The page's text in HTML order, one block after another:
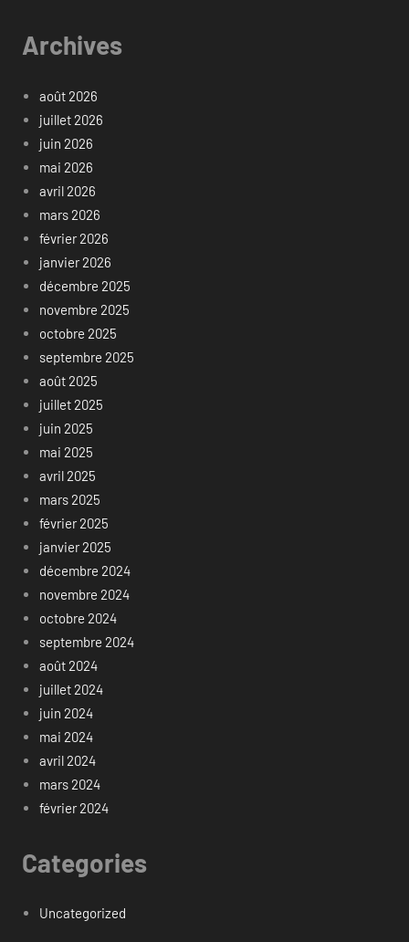
Archives
août 2026
juillet 2026
juin 2026
mai 2026
avril 2026
mars 2026
février 2026
janvier 2026
décembre 2025
novembre 2025
octobre 2025
septembre 2025
août 2025
juillet 2025
juin 2025
mai 2025
avril 2025
mars 2025
février 2025
janvier 2025
décembre 2024
novembre 2024
octobre 2024
septembre 2024
août 2024
juillet 2024
juin 2024
mai 2024
avril 2024
mars 2024
février 2024
Categories
Uncategorized